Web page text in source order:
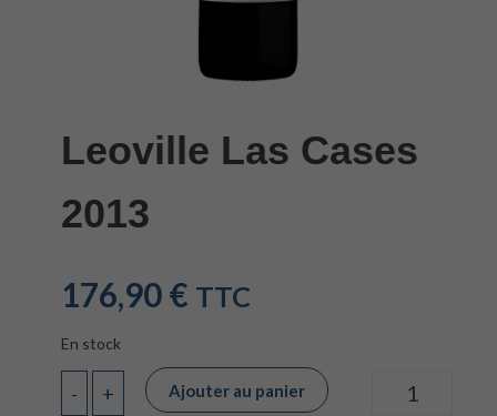
Leoville Las Cases
2013
176,90€ TTC
En stock
- Quantité
+ Ajouter au panier